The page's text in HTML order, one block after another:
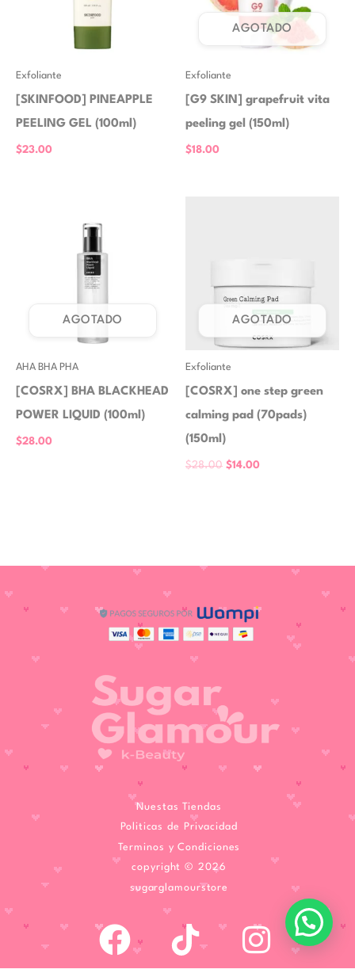
Exfoliante
[SKINFOOD] PINEAPPLE
PEELING GEL (100ml)
$23.00
AGOTADO
Exfoliante
[G9 SKIN] grapefruit vita
peeling gel (150ml)
$18.00
AGOTADO
AHA BHA PHA
[COSRX] BHA BLACKHEAD
POWER LIQUID (100ml)
$28.00
AGOTADO
Exfoliante
[COSRX] one step green
calming pad (70pads)
(150ml)
$28.00 $14.00
Nuestas Tiendas
Politicas de Privacidad
Terminos y Condiciones
copyright © 2026
sugarglamourstore